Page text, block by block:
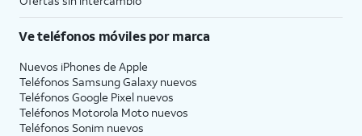
Ve teléfonos móviles por marca
Nuevos iPhones de Apple
Teléfonos Samsung Galaxy nuevos
Teléfonos Google Pixel nuevos
Teléfonos Motorola Moto nuevos
Teléfonos Sonim nuevos